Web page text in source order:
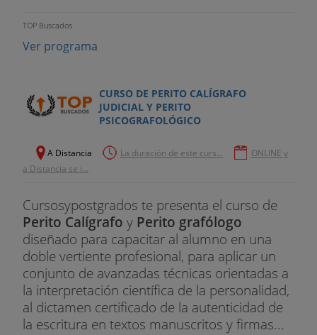
TOP Buscados
Ver programa
CURSO DE PERITO CALÍGRAFO
JUDICIAL Y PERITO
PSICOGRAFOLÓGICO
A Distancia La duración de este curs...
ONLINE y
a Distancia se i...
Cursosypostgrados te presenta el curso de
Perito Calígrafo y Perito grafólogo
diseñado para capacitar al alumno en una
doble vertiente profesional, para aplicar un
conjunto de avanzadas técnicas orientadas a
la interpretación científica de la personalidad,
al dictamen certificado de la autenticidad de
la escritura en textos manuscritos y firmas...